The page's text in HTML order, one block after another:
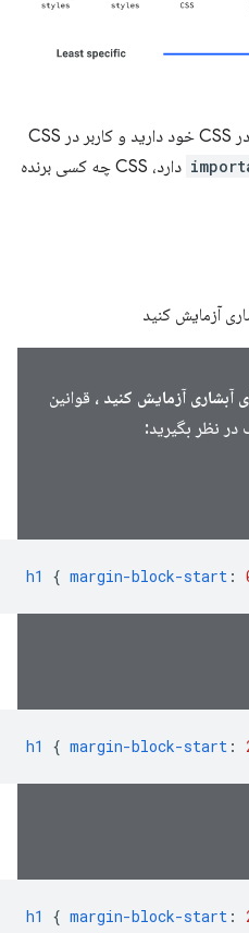
در CSS خود دارید و کاربر در CSS
دارد، CSS چه کسی برنده
آزمایش کنید
آبشاری آزمایش کنید ، قوانین
نظر بگیرید:
h1 { margin-block-start :
h1 { margin-block-start :
h1 { margin-block-start :